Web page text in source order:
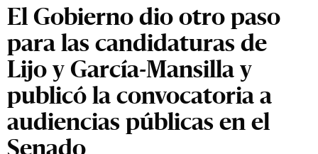
El Gobierno dio otro paso
para las candidaturas de
Lijo y García-Mansilla y
publicó la convocatoria a
audiencias públicas en el
Senado